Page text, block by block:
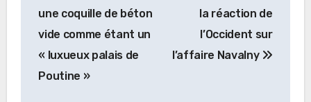
l’article
une coquille de béton
vide comme étant un
« luxueux palais de
Poutine »
la réaction de
l’Occident sur
l’affaire Navalny